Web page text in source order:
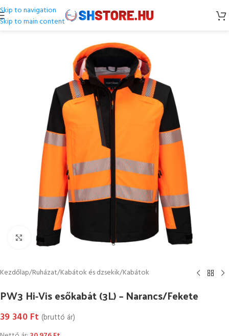
Skip to navigation
Skip to main content
Kattintson a nagyításhoz
Kezdőlap/Ruházat/Kabátok és dzsekik/Kabátok
PW3 Hi-Vis esőkabát (3L) – Narancs/Fekete
39 340 Ft (bruttó ár)